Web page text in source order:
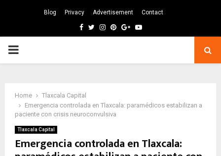
Blog Privacy Advertisement Contact
Facebook
TwitterInstagram
Pinterest
GoogleYoutube
PRIMARY
Home
Tlaxcala Capital
Emergencia controlada en Tlaxcala: paramédicos estabilizan a
paciente con crisis neuroconvulsiva
Tlaxcala Capital
Emergencia controlada en Tlaxcala: